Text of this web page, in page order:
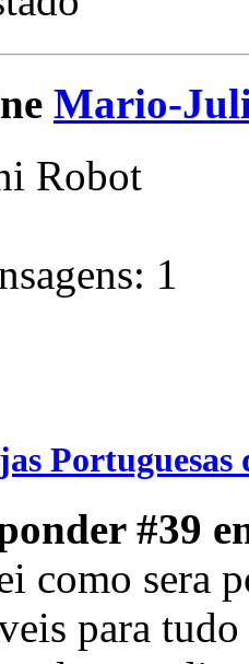
Mario-
Robot
1
#39
como sera
para